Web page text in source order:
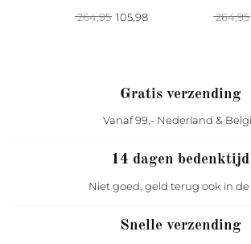
264,95 Oorspronkelijke
prijs
105,98Huidige
264,95
Gratis verzending
Vanaf 99,- Nederland &
14 dagen bedenktijd
Niet goed, geld terug ook in de
Snelle verzending